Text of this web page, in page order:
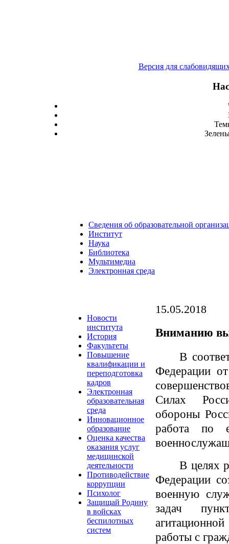
Версия для
Сведения об образовательной
Институт
Наука
Библиотека
Мультимедиа
Электронная среда
Новости
института
История
Факультеты
Повышение
квалификации и
переподготовка
кадров
Электронная
образовательная
среда
Инновационное
образование
Оценка качества
оказания услуг
медицинской
деятельности
Противодействие
коррупции
Психолог
Защищай Родину
в войсках
беспилотных
систем
15.05.2018
Вниманию
В
Федерации
Силах
обороны
работа по
В целях
Федерации
военную
задач
работы с